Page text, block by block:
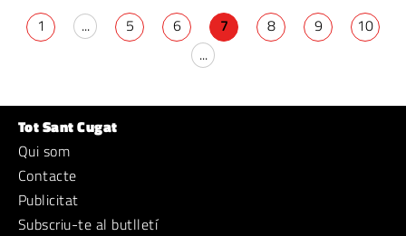
1 ... 5 6 7 8 9
10
...
Tot Sant Cugat
Qui som
Contacte
Publicitat
Subscriu-te al butlletí